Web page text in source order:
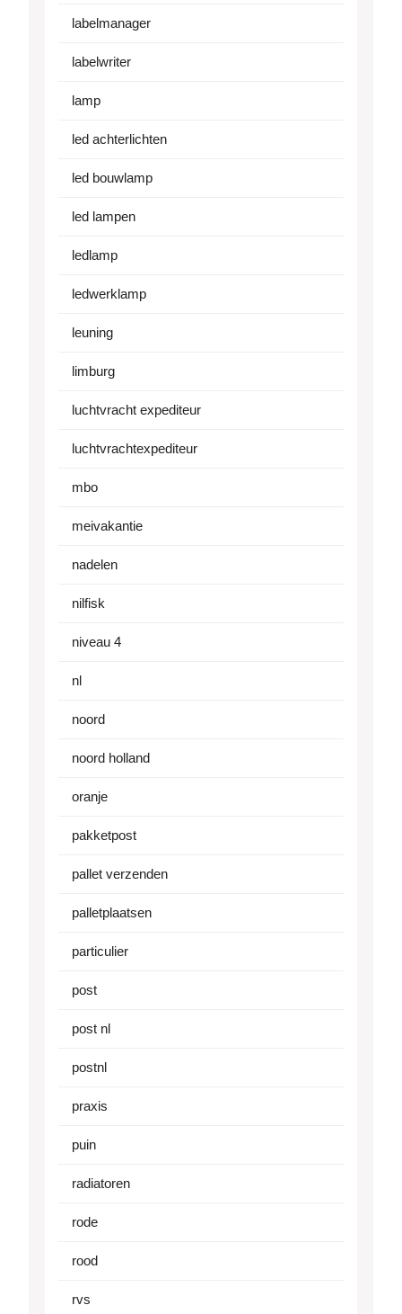
labelmanager
labelwriter
lamp
led achterlichten
led bouwlamp
led lampen
ledlamp
ledwerklamp
leuning
limburg
luchtvracht expediteur
luchtvrachtexpediteur
mbo
meivakantie
nadelen
nilfisk
niveau 4
nl
noord
noord holland
oranje
pakketpost
pallet verzenden
palletplaatsen
particulier
post
post nl
postnl
praxis
puin
radiatoren
rode
rood
rvs